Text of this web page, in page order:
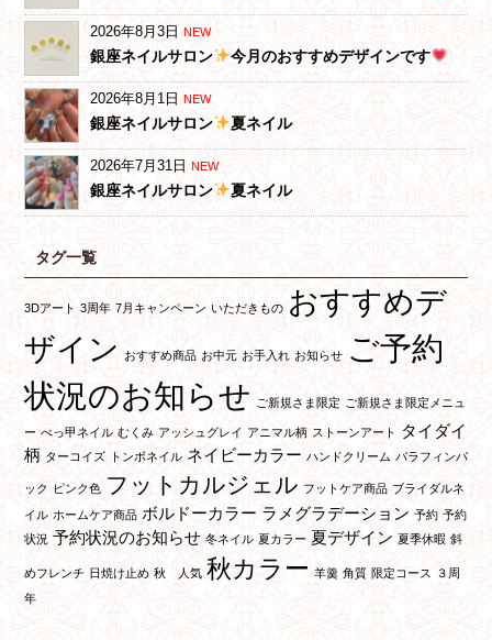
2026年8月3日 NEW
銀座ネイルサロン 今月のおすすめデザインです
2026年8月1日 NEW
銀座ネイルサロン 夏ネイル
2026年7月31日 NEW
銀座ネイルサロン 夏ネイル
タグ一覧
3Dアート 3周年 7月キャンペーン いただきもの おすすめデ
ザイン
おすすめ商品 お中元 お手入れ お知らせ ご予約
状況のお知らせ
ご新規さま限定 ご新規さま限定メニュ
ー べっ甲ネイル むくみ アッシュグレイ アニマル柄 ストーンアート
タイダイ
柄 ターコイズ トンボネイル ネイビーカラー ハンドクリーム パラフィンパ
ック ピンク色 フットカルジェル フットケア商品 ブライダルネ
イル ホームケア商品 ボルドーカラー ラメグラデーション 予約 予約
状況 予約状況のお知らせ 冬ネイル 夏カラー 夏デザイン 夏季休暇 斜
めフレンチ 日焼け止め 秋 人気 秋カラー 羊羹 角質 限定コース
３周
年